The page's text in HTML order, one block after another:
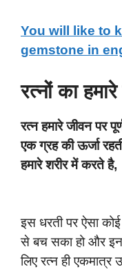
You will like to
gemstone in
रत्नों का
रत्न हमारे जीवन पर
एक ग्रह की ऊर्जा
हमारे शरीर में करते है,
इस धरती पर ऐसा कोई
से बच सका हो और इन
लिए रत्न ही एकमात्र